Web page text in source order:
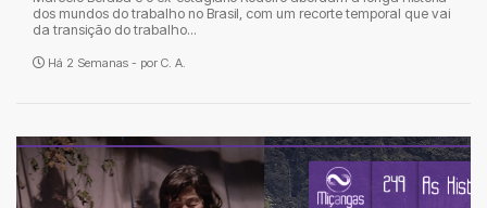
dos mundos do trabalho no Brasil, com um recorte temporal que vai
da transição do trabalho...
Há 2 Semanas - por C. A.